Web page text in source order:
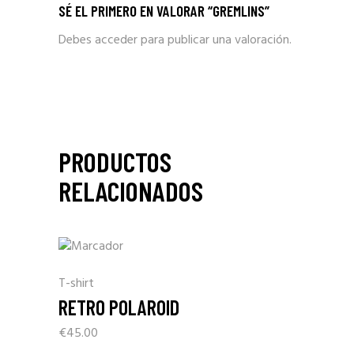
SÉ EL PRIMERO EN VALORAR “GREMLINS”
Debes accederpara publicar una valoración.
PRODUCTOS
RELACIONADOS
T-shirt
RETRO POLAROID
€45.00